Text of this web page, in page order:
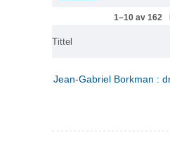
1–10 av 162
Tittel
Jean-Gabriel Borkman :